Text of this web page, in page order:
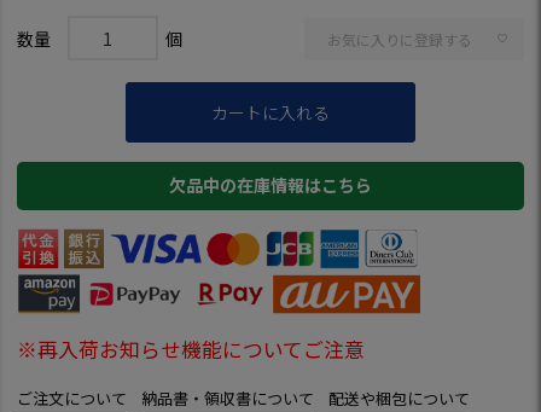
お気に入りに登録する
カートに入れる
欠品中の在庫情報はこちら
※再入荷お知らせ機能についてご注意
ご注文について 納品書・領収書について 配送や梱包について